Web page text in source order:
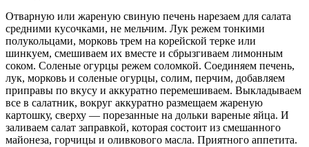
Отварную или жареную свиную печень нарезаем для салата
средними кусочками, не мельчим. Лук режем тонкими
полукольцами, морковь трем на корейской терке или
шинкуем, смешиваем их вместе и сбрызгиваем лимонным
соком. Соленые огурцы режем соломкой. Соединяем печень,
лук, морковь и соленые огурцы, солим, перчим, добавляем
приправы по вкусу и аккуратно перемешиваем. Выкладываем
все в салатник, вокруг аккуратно размещаем жареную
картошку, сверху — порезанные на дольки вареные яйца. И
заливаем салат заправкой, которая состоит из смешанного
майонеза, горчицы и оливкового масла. Приятного аппетита.